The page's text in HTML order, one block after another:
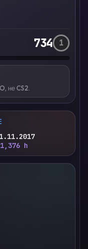
734 1
не CS2.
1,376 h